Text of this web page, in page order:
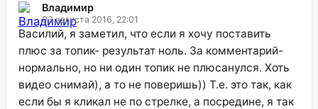
Владимир
03 августа 2016, 22:01
Василий, я заметил, что если я хочу поставить
плюс за топик- результат ноль. За комментарий-
нормально, но ни один топик не плюсанулся. Хоть
видео снимай), а то не поверишь)) Т.е. это так, как
если бы я кликал не по стрелке, а посредине, я так